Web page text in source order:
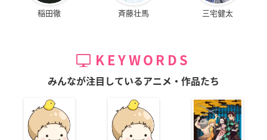
稲田徹 斉藤壮馬 三宅健太
KEYWORDS
みんなが注目しているアニメ・作品たち